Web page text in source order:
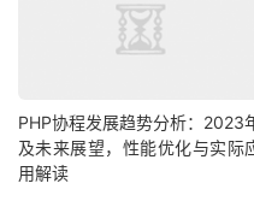
PHP协程发展趋势分析：2023
及未来展望，性能优化与实际
用解读